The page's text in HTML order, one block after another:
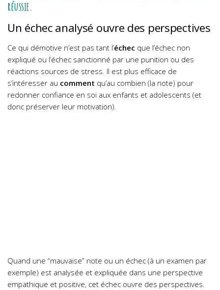
réussie.
Un échec analysé ouvre des perspectives
Ce qui démotive n’est pas tant l’échec que l’échec non
expliqué ou l’échec sanctionné par une punition ou des
réactions sources de stress. Il est plus efficace de
s’intéresser au comment qu’au combien (la note) pour
redonner confiance en soi aux enfants et adolescents (et
donc préserver leur motivation).
Quand une “mauvaise” note ou un échec (à un examen par
exemple) est analysée et expliquée dans une perspective
empathique et positive, cet échec ouvre des perspectives.